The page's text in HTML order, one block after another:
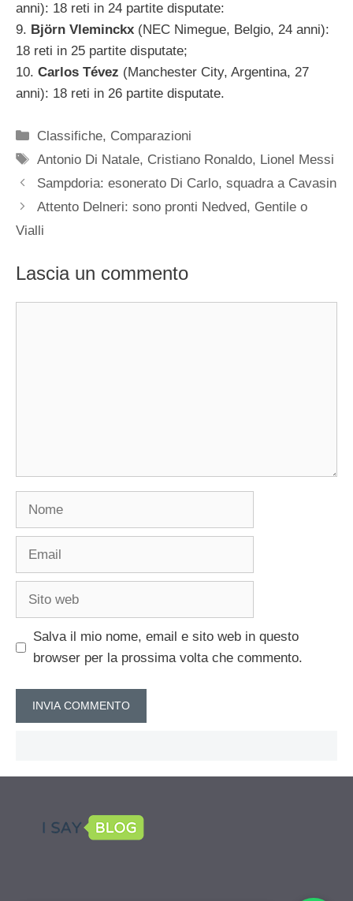
anni): 18 reti in 24 partite disputate:
9. Björn Vleminckx (NEC Nimegue, Belgio, 24 anni):
18 reti in 25 partite disputate;
10. Carlos Tévez (Manchester City, Argentina, 27
anni): 18 reti in 26 partite disputate.
Categorie
Classifiche, Comparazioni
Tag
Antonio Di Natale, Cristiano Ronaldo, Lionel Messi
Sampdoria: esonerato Di Carlo, squadra a Cavasin
Attento Delneri: sono pronti Nedved, Gentile o
Vialli
Lascia un commento
Nome
Email
Sito
Salva il mio nome, email e sito web in questo
browser per la prossima volta che commento.